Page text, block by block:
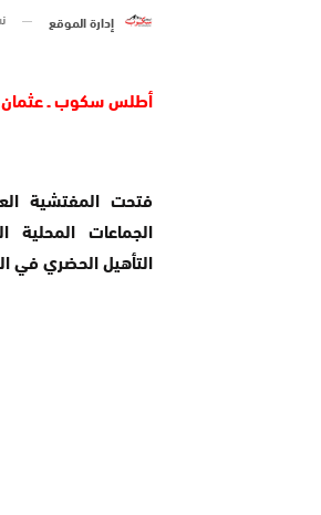
إدارة الموقع
أطلس سكوب ـ عثمان
فتحت المفتشية
الجماعات المحلية
التأهيل الحضري في